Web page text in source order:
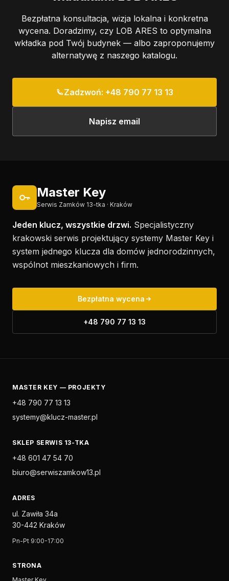
Bezpłatna konsultacja, wizja lokalna i konkretna
wycena. Doradzimy, czy LOB ARES to optymalna
wkładka pod Twój budynek — albo zaproponujemy
alternatywę z naszego katalogu.
Zadzwoń: +48 790 77 13 13
Napisz email
Master Key
Serwis Zamków 13-tka · Kraków
Jeden klucz, wszystkie drzwi. Specjalistyczny
krakowski serwis projektujący systemy Master Key i
system jednego klucza dla domów jednorodzinnych,
wspólnot mieszkaniowych i firm.
Bezpłatna wycena
+48 790 77 13 13
MASTER KEY — PROJEKTY
+48 790 77 13 13
systemy@klucz-master.pl
SKLEP SERWIS 13-TKA
+48 601 47 54 70
biuro@serwiszamkow13.pl
ADRES
ul. Zawiła 34a
30-442 Kraków
Pn-Pt 9:00-17:00
STRONA